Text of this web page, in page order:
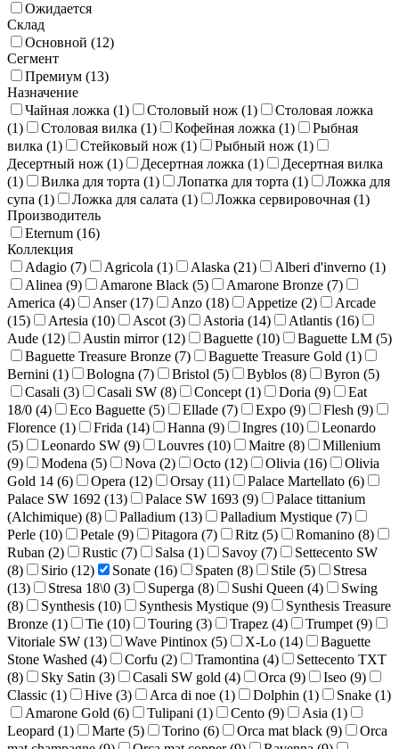
Рыбные вилки
Столовые ложки
Упаковки для приборов
Ожидается
Склад
Основной (12)
Сегмент
Премиум (13)
Назначение
Чайная ложка (1) Столовый нож (1)
Столовая ложка
(1) Столовая вилка (1) Кофейная ложка (1)
Рыбная
вилка (1) Стейковый нож (1) Рыбный нож (1)
Десертный нож (1) Десертная ложка (1)
Десертная вилка
(1) Вилка для торта (1) Лопатка для торта (1)
Ложка для
супа (1) Ложка для салата (1) Ложка сервировочная (1)
Производитель
Eternum (16)
Коллекция
Adagio (7) Agricola (1) Alaska (21) Alberi d'inverno (1)
Alinea (9) Amarone Black (5) Amarone Bronze (7)
America (4) Anser (17) Anzo (18) Appetize (2)
Arcade
(15) Artesia (10) Ascot (3) Astoria (14) Atlantis (16)
Aude (12) Austin mirror (12) Baguette (10) Baguette LM (5)
Baguette Treasure Bronze (7) Baguette Treasure Gold (1)
Bernini (1) Bologna (7) Bristol (5) Byblos (8) Byron (5)
Casali (3) Casali SW (8) Concept (1) Doria (9)
Eat
18/0 (4) Eco Baguette (5) Ellade (7) Expo (9) Flesh (9)
Florence (1) Frida (14) Hanna (9) Ingres (10)
Leonardo
(5) Leonardo SW (9) Louvres (10) Maitre (8)
Millenium
(9) Modena (5) Nova (2) Octo (12) Olivia (16)
Olivia
Gold 14 (6) Opera (12) Orsay (11) Palace Martellato (6)
Palace SW 1692 (13) Palace SW 1693 (9)
Palace tittanium
(Alchimique) (8) Palladium (13) Palladium Mystique (7)
Perle (10) Petale (9) Pitagora (7) Ritz (5) Romanino (8)
Ruban (2) Rustic (7) Salsa (1) Savoy (7)
Settecento SW
(8) Sirio (12) Sonate (16) Spaten (8) Stile (5)
Stresa
(13) Stresa 18\0 (3) Superga (8) Sushi Queen (4)
Swing
(8) Synthesis (10) Synthesis Mystique (9)
Synthesis Treasure
Bronze (1) Tie (10) Touring (3) Trapez (4) Trumpet (9)
Vitoriale SW (13) Wave Pintinox (5) X-Lo (14)
Baguette
Stone Washed (4) Corfu (2) Tramontina (4)
Settecento TXT
(8) Sky Satin (3) Casali SW gold (4) Orca (9) Iseo (9)
Classic (1) Hive (3) Arca di noe (1) Dolphin (1) Snake (1)
Amarone Gold (6) Tulipani (1) Cento (9) Asia (1)
Leopard (1) Marte (5) Torino (6) Orca mat black (9)
Orca